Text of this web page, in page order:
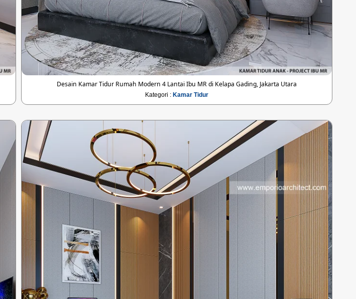
Desain Kamar Tidur Rumah Modern 4 Lantai Ibu MR di Kelapa Gading, Jakarta Utara
Kategori :Kamar Tidur